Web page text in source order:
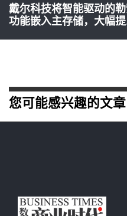
戴尔科技将智能驱动的
功能嵌入主存储，大幅
您可能感兴趣的文章